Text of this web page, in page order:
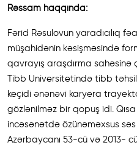
Rəssam haqqında:
Fərid Rəsulovun yaradıcılıq
müşahidənin kəsişməsində
qavrayış araşdırma
Tibb Universitetində tibb
keçidi ənənəvi karyera
gözlənilməz bir qopuş idi.
incəsənətdə özünəməxsus
Azərbaycanı 53-cü və 2013-